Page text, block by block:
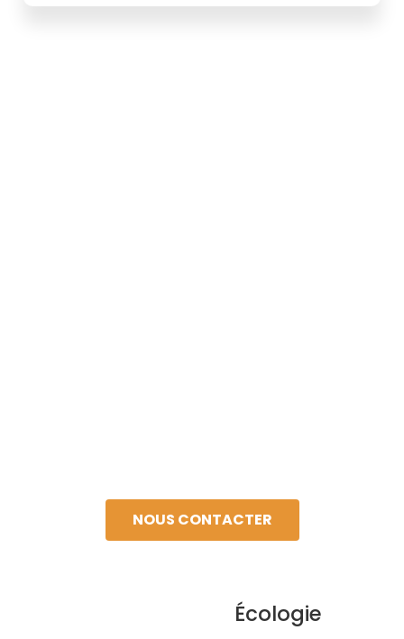
NOUS CONTACTER
Écologie